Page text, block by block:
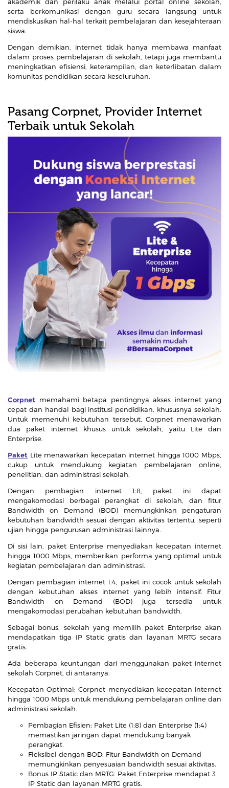
serta berkomunikasi dengan guru secara langsung untuk
mendiskusikan hal-hal terkait pembelajaran dan kesejahteraan
siswa.
Dengan demikian, internet tidak hanya membawa manfaat
dalam proses pembelajaran di sekolah, tetapi juga membantu
meningkatkan efisiensi, keterampilan, dan keterlibatan dalam
komunitas pendidikan secara keseluruhan.
Pasang Corpnet, Provider Internet
Terbaik untuk Sekolah
Corpnet memahami betapa pentingnya akses internet yang
cepat dan handal bagi institusi pendidikan, khususnya sekolah.
Untuk memenuhi kebutuhan tersebut, Corpnet menawarkan
dua paket internet khusus untuk sekolah, yaitu Lite dan
Enterprise.
Paket Lite menawarkan kecepatan internet hingga 1000 Mbps,
cukup untuk mendukung kegiatan pembelajaran online,
penelitian, dan administrasi sekolah.
Dengan pembagian internet 1:8, paket ini dapat
mengakomodasi berbagai perangkat di sekolah, dan fitur
Bandwidth on Demand (BOD) memungkinkan pengaturan
kebutuhan bandwidth sesuai dengan aktivitas tertentu, seperti
ujian hingga pengurusan administrasi lainnya.
Di sisi lain, paket Enterprise menyediakan kecepatan internet
hingga 1000 Mbps, memberikan performa yang optimal untuk
kegiatan pembelajaran dan administrasi.
Dengan pembagian internet 1:4, paket ini cocok untuk sekolah
dengan kebutuhan akses internet yang lebih intensif. Fitur
Bandwidth on Demand (BOD) juga tersedia untuk
mengakomodasi perubahan kebutuhan bandwidth.
Sebagai bonus, sekolah yang memilih paket Enterprise akan
mendapatkan tiga IP Static gratis dan layanan MRTG secara
gratis.
Ada beberapa keuntungan dari menggunakan paket internet
sekolah Corpnet, di antaranya:
Kecepatan Optimal: Corpnet menyediakan kecepatan internet
hingga 1000 Mbps untuk mendukung pembelajaran online dan
administrasi sekolah.
Pembagian Efisien: Paket Lite (1:8) dan Enterprise (1:4)
memastikan jaringan dapat mendukung banyak
perangkat.
Fleksibel dengan BOD: Fitur Bandwidth on Demand
memungkinkan penyesuaian bandwidth sesuai aktivitas.
Bonus IP Static dan MRTG: Paket Enterprise mendapat 3
IP Static dan layanan MRTG gratis.